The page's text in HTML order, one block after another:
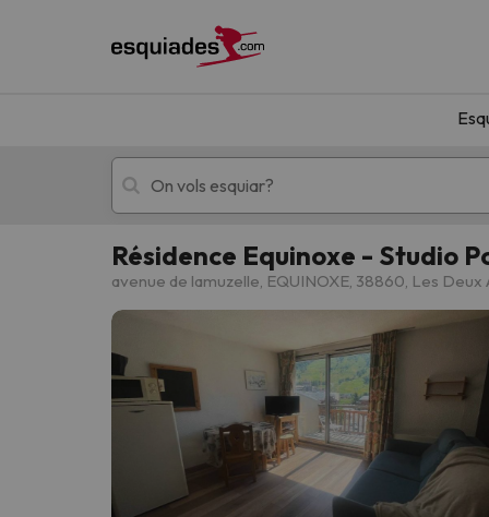
Esquí Escapades
!Vaja! No hem trobat resultats que
Résidence Equinoxe - Studio
avenue de lamuzelle, EQUINOXE, 38860, Les Deux